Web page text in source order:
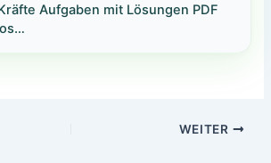
Aufgaben mit Lösungen PDF
WEITER